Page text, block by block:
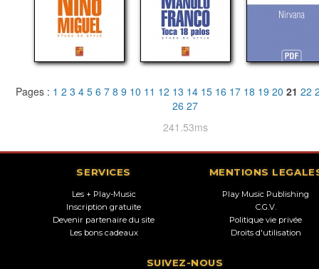
Pages : 1 2 3 4 5 6 7 8 9 10 11 12 13 14 15 16 17 18 19 20 21 22
26 27
241.53ms
SERVICES
Les + Play-Music
Inscription gratuite
Devenir partenaire du site
Les bons cadeaux
MENTIONS
Play Music Publishing
C.G.V.
Politique vie privée
Droits d'utilisation
SUIVEZ-NOUS